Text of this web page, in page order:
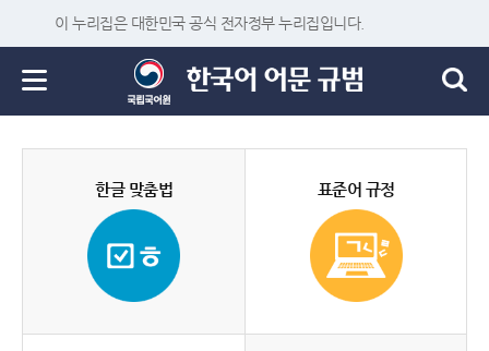
이 누리집은 대한민국 공식 전자정부 누리집입니다.
한글 맞춤법 표준어 규정